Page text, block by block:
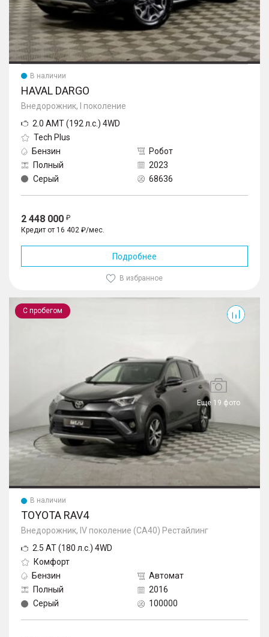
В наличии
HAVAL DARGO
Внедорожник, I поколение
2.0 AMT (192 л.с.) 4WD
Tech Plus
Бензин
Робот
Полный
2023
Серый
68636
2 448 000
Кредит от 16 402 ₽/мес.
Подробнее
В избранное
С пробегом
Еще 19 фото
RAV4
В наличии
TOYOTA RAV4
Внедорожник, IV поколение (CA40) Рестайлинг
2.5 AT (180 л.с.) 4WD
Комфорт
Бензин
Автомат
Полный
2016
Серый
100000